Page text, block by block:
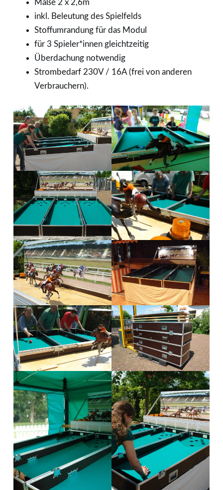
Maße 2 x 2,6m
inkl. Beleutung des Spielfelds
Stoffumrandung für das Modul
für 3 Spieler*innen gleichtzeitig
Überdachung notwendig
Strombedarf 230V / 16A (frei von anderen
Verbrauchern).